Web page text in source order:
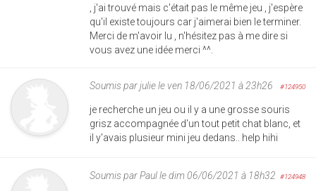
, j'ai trouvé mais c'était pas le même jeu , j'espère
qu'il existe toujours car j'aimerai bien le terminer.
Merci de m'avoir lu , n'hésitez pas à me dire si
vous avez une idée merci ^^.
Soumis parjuliele ven 18/06/2021 à 23h26 #124950
je recherche un jeu ou il y a une grosse souris
grisz accompagnée d'un tout petit chat blanc, et
il y'avais plusieur mini jeu dedans.. help hihi
Soumis parPaulle dim 06/06/2021 à 18h32 #124948